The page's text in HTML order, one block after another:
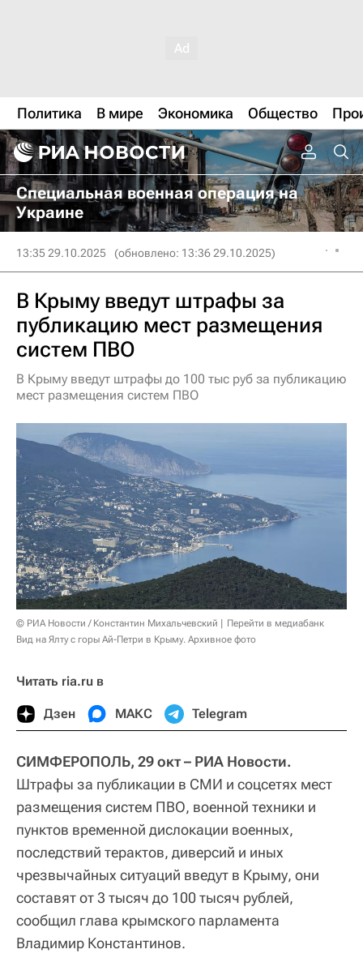
Политика В мире Экономика Общество
Специальная военная операция на
Украине
13:35 29.10.2025 (обновлено: 13:36 29.10.2025)
В Крыму введут штрафы за
публикацию мест размещения
систем ПВО
В Крыму введут штрафы до 100 тыс руб за публикацию
мест размещения систем ПВО
© РИА Новости / Константин Михальчевский
Перейти в медиабанк
Вид на Ялту с горы Ай-Петри в Крыму. Архивное фото
Читать ria.ru в
Дзен МАКС Telegram
СИМФЕРОПОЛЬ, 29 окт – РИА Новости.
Штрафы за публикации в СМИ и соцсетях мест
размещения систем ПВО, военной техники и
пунктов временной дислокации военных,
последствий терактов, диверсий и иных
чрезвычайных ситуаций введут в Крыму, они
составят от 3 тысяч до 100 тысяч рублей,
сообщил глава крымского парламента
Владимир Константинов.